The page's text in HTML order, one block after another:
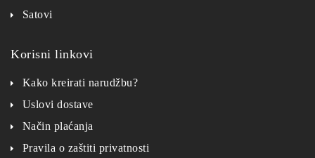
Satovi
Korisni linkovi
Kako kreirati narudžbu?
Uslovi dostave
Način plaćanja
Pravila o zaštiti privatnosti